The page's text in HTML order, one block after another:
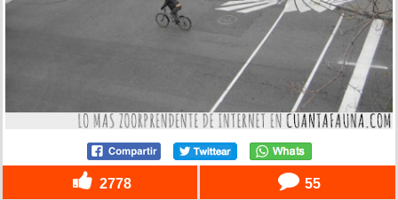
2778 55